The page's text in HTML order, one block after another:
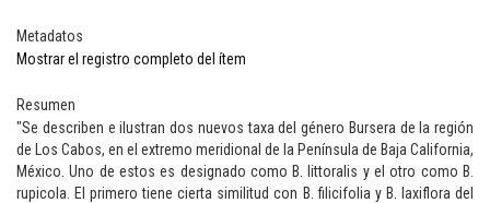
Metadatos
Mostrar el registro completo del ítem
Resumen
"Se describen e ilustran dos nuevos taxa del género Bursera de la región
de Los Cabos, en el extremo meridional de la Península de Baja California,
México. Uno de estos es designado como B. littoralis y el otro como B.
rupicola. El primero tiene cierta similitud con B. filicifolia y B. laxiflora del